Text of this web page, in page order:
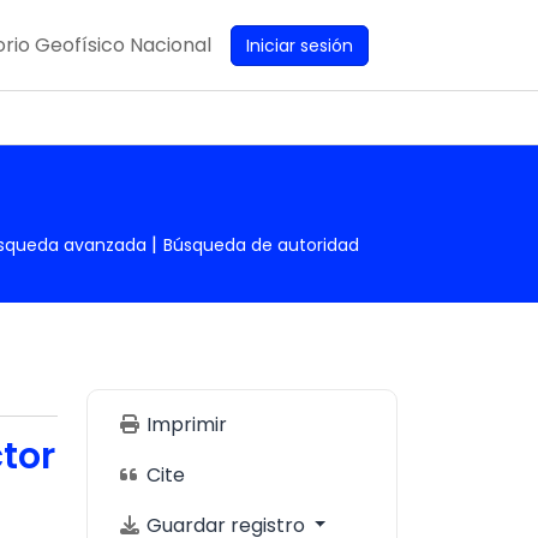
Geofísico Nacional Iniciar sesión
avanzada Búsqueda de autoridad
Imprimir
Cite
Guardar registro